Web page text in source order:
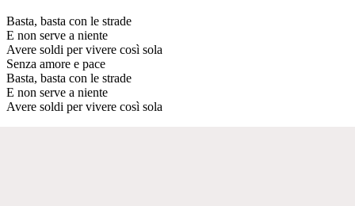
Basta, basta con le strade
E non serve a niente
Avere soldi per vivere così sola
Senza amore e pace
Basta, basta con le strade
E non serve a niente
Avere soldi per vivere così sola